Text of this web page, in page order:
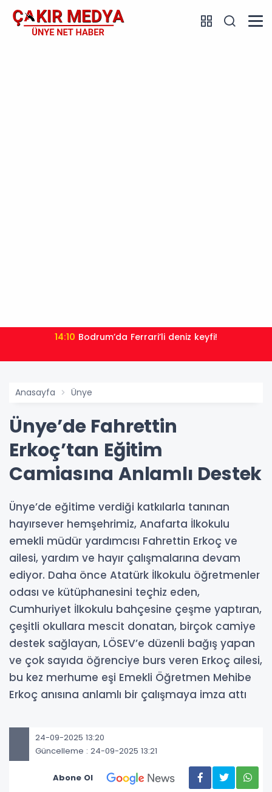
14:10 Bodrum’da Ferrari’li deniz keyfi!
Anasayfa Ünye
Ünye’de Fahrettin
Erkoç’tan Eğitim
Camiasına Anlamlı Destek
Ünye’de eğitime verdiği katkılarla tanınan
hayırsever hemşehrimiz, Anafarta İlkokulu
emekli müdür yardımcısı Fahrettin Erkoç ve
ailesi, yardım ve hayır çalışmalarına devam
ediyor. Daha önce Atatürk İlkokulu öğretmenler
odası ve kütüphanesini teçhiz eden,
Cumhuriyet İlkokulu bahçesine çeşme yaptıran,
çeşitli okullara mescit donatan, birçok camiye
destek sağlayan, LÖSEV’e düzenli bağış yapan
ve çok sayıda öğrenciye burs veren Erkoç ailesi,
bu kez merhume eşi Emekli Öğretmen Mehibe
Erkoç anısına anlamlı bir çalışmaya imza attı
24-09-2025 13:20
Güncelleme : 24-09-2025 13:21
Abone Ol